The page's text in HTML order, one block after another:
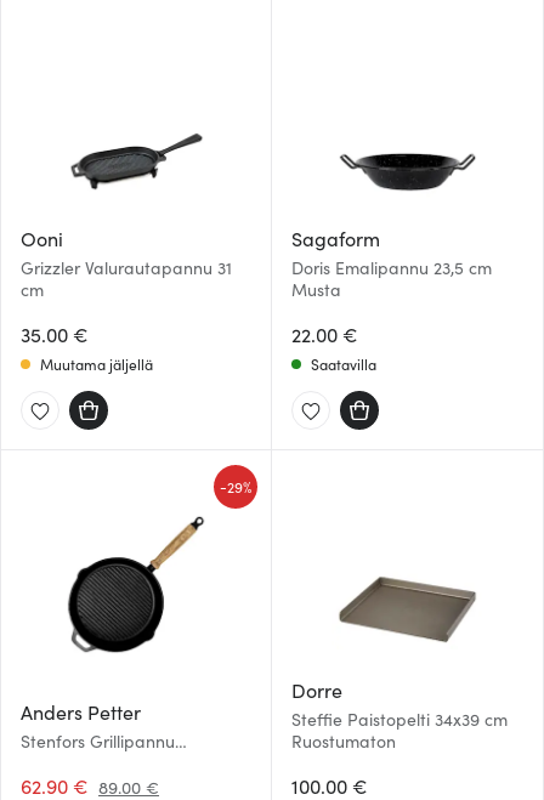
Ooni
Grizzler Valurautapannu 31
cm
35.00 €
Muutama jäljellä
Sagaform
Doris Emalipannu 23,5 cm
Musta
22.00 €
Saatavilla
Anders Petter
Stenfors Grillipannu
62.90 € 89.00 €
-29%
Dorre
Steffie Paistopelti 34x39 cm
Ruostumaton
100.00 €